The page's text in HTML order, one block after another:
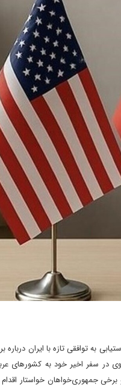
به توافقی تازه با ایران
در سفر اخیر خود به کشورهای
جمهوری‌خواهان خواستار